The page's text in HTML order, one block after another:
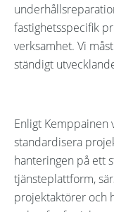
fastighetsspecifik
verksamhet. Vi
ständigt
Enligt Kemppainen
standardisera
hanteringen på ett
tjänsteplattform,
projektaktörer och